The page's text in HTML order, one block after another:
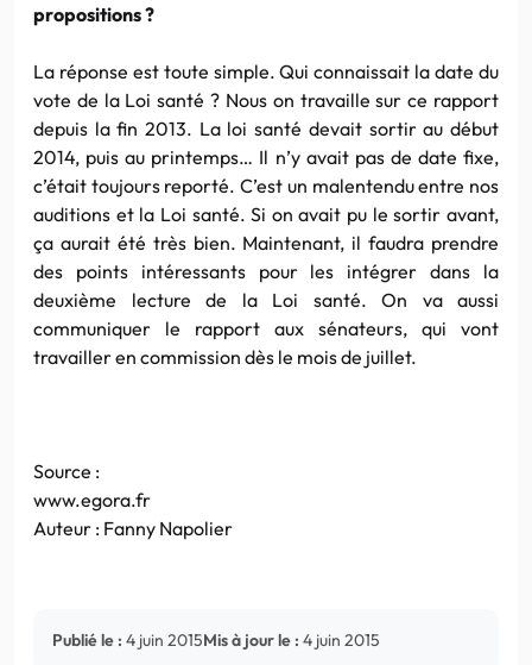
propositions ?
La réponse est toute simple. Qui connaissait la date du
vote de la Loi santé ? Nous on travaille sur ce rapport
depuis la fin 2013. La loi santé devait sortir au début
2014, puis au printemps… Il n’y avait pas de date fixe,
c’était toujours reporté. C’est un malentendu entre nos
auditions et la Loi santé. Si on avait pu le sortir avant,
ça aurait été très bien. Maintenant, il faudra prendre
des points intéressants pour les intégrer dans la
deuxième lecture de la Loi santé. On va aussi
communiquer le rapport aux sénateurs, qui vont
travailler en commission dès le mois de juillet.
Source :
www.egora.fr
Auteur : Fanny Napolier
Publié le : 4 juin 2015Mis à jour le : 4 juin 2015